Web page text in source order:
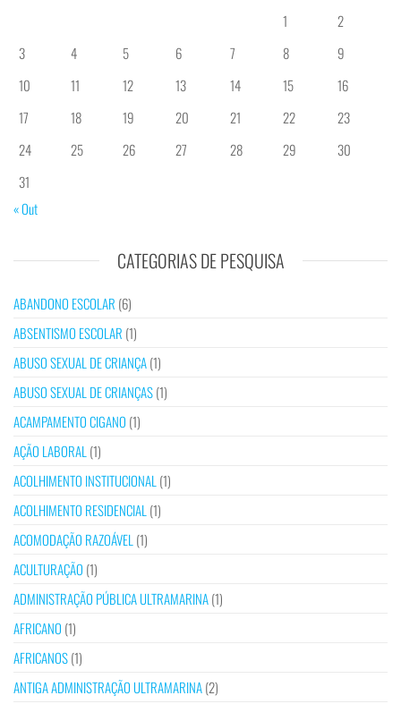
1
2
3
4 5 6 7 8
9
10
11 12 13 14 15
16
17
18 19 20 21 22
23
24
25 26 27 28 29
30
31
« Out
CATEGORIAS DE PESQUISA
ABANDONO ESCOLAR (6)
ABSENTISMO ESCOLAR (1)
ABUSO SEXUAL DE CRIANÇA(1)
ABUSO SEXUAL DE CRIANÇAS(1)
ACAMPAMENTO CIGANO (1)
AÇÃO LABORAL (1)
ACOLHIMENTO INSTITUCIONAL (1)
ACOLHIMENTO RESIDENCIAL (1)
ACOMODAÇÃO RAZOÁVEL (1)
ACULTURAÇÃO (1)
ADMINISTRAÇÃO PÚBLICA ULTRAMARINA(1)
AFRICANO (1)
AFRICANOS(1)
ANTIGA ADMINISTRAÇÃO ULTRAMARINA(2)